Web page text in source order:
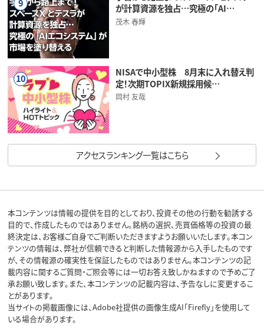
9
が計算資源を独占…究極の「AI…
茂木 春輝
10
NISAで中小型株 8月末に入れ替え判
定！次期TOPIX新規採用候…
岡村 友哉
アクセスランキング一覧はこちら
本コンテンツは情報の提供を目的としており、投資その他の行動を勧誘する
目的で、作成したものではありません。銘柄の選択、売買価格等の投資の最
終決定は、お客様ご自身でご判断いただきますようお願いいたします。本コン
テンツの情報は、弊社が信頼できると判断した情報源から入手したものです
が、その情報源の確実性を保証したものではありません。本コンテンツの記
載内容に関するご質問・ご照会等には一切お答え致しかねますので予めご了
承お願い致します。また、本コンテンツの記載内容は、予告なしに変更するこ
とがあります。
当サイトの掲載画像には、Adobe社提供の画像生成AI「Firefly」を使用して
いる場合があります。